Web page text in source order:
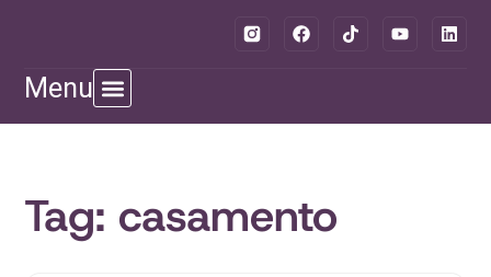
Menu
Tag: casamento